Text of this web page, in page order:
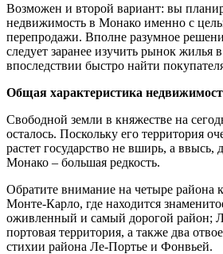
Возможен и второй вариант: вы
недвижимость в Монако именно с
перепродажи. Вполне разумное
следует заранее изучить рынок жилья
впоследствии быстро найти
Общая характеристика
Свободной земли в княжестве на
осталось. Поскольку его территория
растет государство не вширь, а ввысь,
Монако – большая редкость.
Обратите внимание на четыре района
Монте-Карло, где находится
оживленный и самый дорогой район;
портовая территория, а также два
стихии района Ле-Портье и Фонвьей.